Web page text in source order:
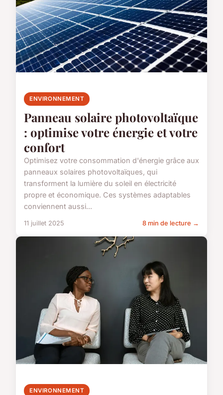
ENVIRONNEMENT
Panneau solaire photovoltaïque
: optimise votre énergie et votre
confort
Optimisez votre consommation d'énergie grâce aux
panneaux solaires photovoltaïques, qui
transforment la lumière du soleil en électricité
propre et économique. Ces systèmes adaptables
conviennent aussi...
11 juillet 2025 8 min de lecture →
ENVIRONNEMENT